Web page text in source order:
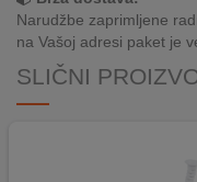
IZ
INOSTRANSTVA
OZNAKE
ENERGETSKE
Narudžbe zaprimljene
na Vašoj adresi paket je
SLIČNI